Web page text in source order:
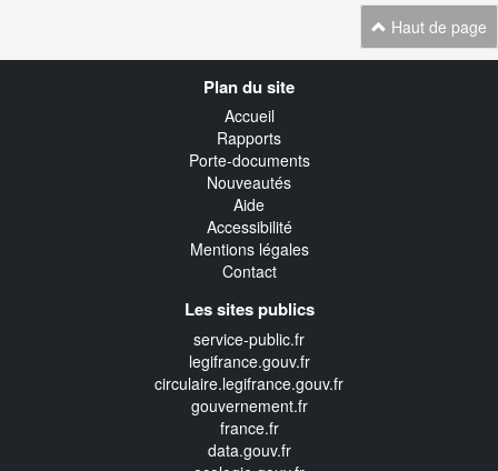
Haut de page
Plan du site
Accueil
Rapports
Porte-documents
Nouveautés
Aide
Accessibilité
Mentions légales
Contact
Les sites publics
service-public.fr
legifrance.gouv.fr
circulaire.legifrance.gouv.fr
gouvernement.fr
france.fr
data.gouv.fr